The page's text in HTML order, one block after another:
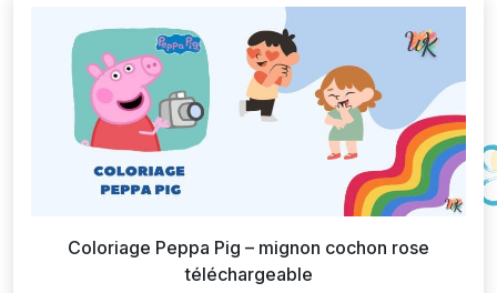
Coloriage Peppa Pig – mignon cochon rose
téléchargeable